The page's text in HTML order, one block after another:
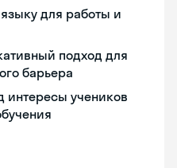
для работы и
подход для
барьера
интересы учеников